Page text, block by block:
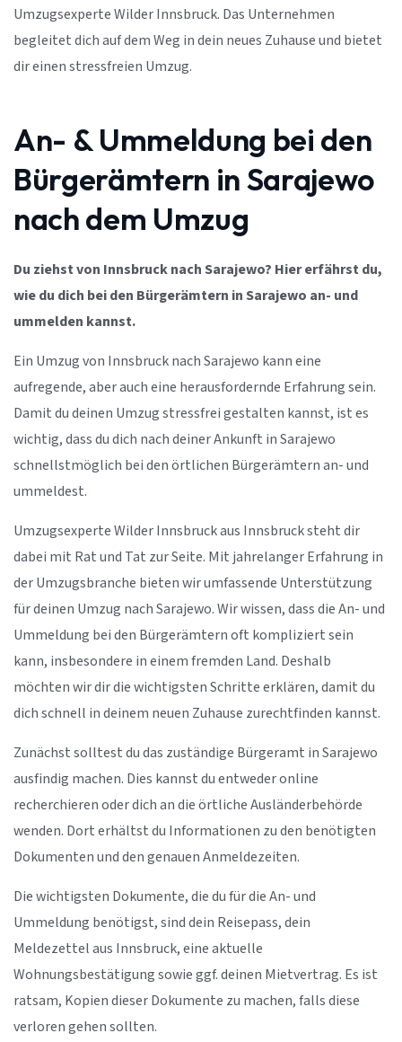
Umzugsexperte Wilder Innsbruck. Das Unternehmen
begleitet dich auf dem Weg in dein neues Zuhause und bietet
dir einen stressfreien Umzug.
An- & Ummeldung bei den
Bürgerämtern in Sarajewo
nach dem Umzug
Du ziehst von Innsbruck nach Sarajewo? Hier erfährst du,
wie du dich bei den Bürgerämtern in Sarajewo an- und
ummelden kannst.
Ein Umzug von Innsbruck nach Sarajewo kann eine
aufregende, aber auch eine herausfordernde Erfahrung sein.
Damit du deinen Umzug stressfrei gestalten kannst, ist es
wichtig, dass du dich nach deiner Ankunft in Sarajewo
schnellstmöglich bei den örtlichen Bürgerämtern an- und
ummeldest.
Umzugsexperte Wilder Innsbruck aus Innsbruck steht dir
dabei mit Rat und Tat zur Seite. Mit jahrelanger Erfahrung in
der Umzugsbranche bieten wir umfassende Unterstützung
für deinen Umzug nach Sarajewo. Wir wissen, dass die An- und
Ummeldung bei den Bürgerämtern oft kompliziert sein
kann, insbesondere in einem fremden Land. Deshalb
möchten wir dir die wichtigsten Schritte erklären, damit du
dich schnell in deinem neuen Zuhause zurechtfinden kannst.
Zunächst solltest du das zuständige Bürgeramt in Sarajewo
ausfindig machen. Dies kannst du entweder online
recherchieren oder dich an die örtliche Ausländerbehörde
wenden. Dort erhältst du Informationen zu den benötigten
Dokumenten und den genauen Anmeldezeiten.
Die wichtigsten Dokumente, die du für die An- und
Ummeldung benötigst, sind dein Reisepass, dein
Meldezettel aus Innsbruck, eine aktuelle
Wohnungsbestätigung sowie ggf. deinen Mietvertrag. Es ist
ratsam, Kopien dieser Dokumente zu machen, falls diese
verloren gehen sollten.